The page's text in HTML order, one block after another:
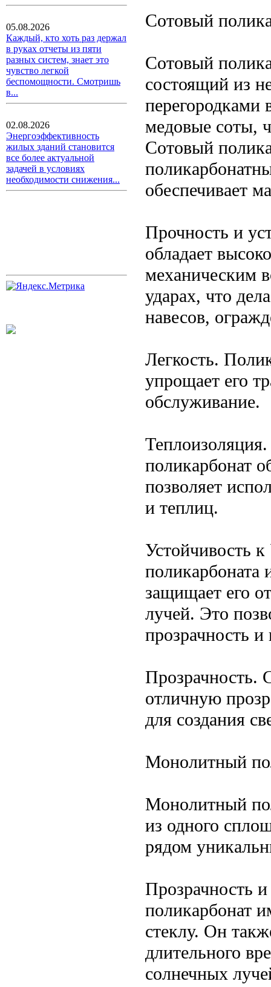
05.08.2026
Каждый, кто хоть раз держал
в руках отчеты из пяти
разных систем, знает это
чувство легкой
беспомощности. Смотришь
в...
02.08.2026
Энергоэффективность
жилых зданий становится
все более актуальной
задачей в условиях
необходимости снижения...
Сотовый
Сотовый
состоящий из
перегородками
медовые соты,
Сотовый
обеспечивает
Прочность и
обладает
механическим
ударах, что
навесов,
Легкость.
упрощает его
обслуживание.
поликарбонат
позволяет
и теплиц.
Устойчивость
поликарбоната
защищает его
лучей. Это
прозрачность
Прозрачность.
отличную
для создания
Монолитный
Монолитный
из одного
рядом
Прозрачность
поликарбонат
стеклу. Он
длительного
солнечных